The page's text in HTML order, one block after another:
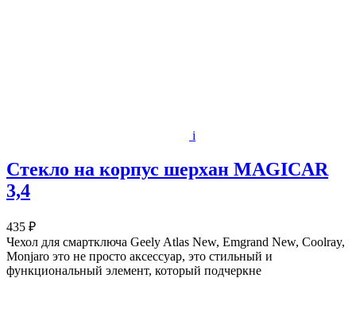
i
Стекло на корпус шерхан MAGICAR
3,4
435 ₽
Чехол для смартключа Geely Atlas New, Emgrand New, Coolray,
Monjaro это не просто аксессуар, это стильный и
функциональный элемент, который подчеркне